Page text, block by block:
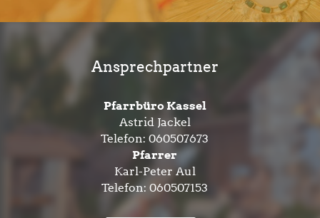
Ansprechpartner
Pfarrbüro Kassel
Astrid Jackel
Telefon: 060507673
Pfarrer
Karl-Peter Aul
Telefon: 060507153